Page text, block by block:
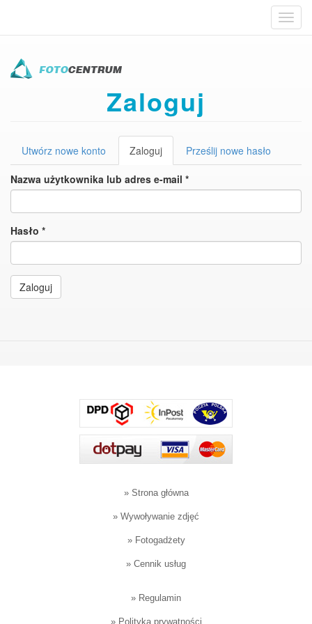
treści
Zaloguj
Karty
podstawowe
Utwórz nowe konto Zaloguj (aktywna
karta)
Prześlij nowe hasło
Nazwa użytkownika lub adres e-mail *
Hasło *
Zaloguj
» Strona główna
» Wywoływanie zdjęć
» Fotogadżety
» Cennik usług
» Regulamin
» Polityka prywatności